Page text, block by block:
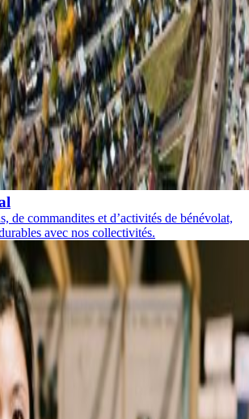
de commandites et d’activités de bénévolat,
avec nos collectivités.